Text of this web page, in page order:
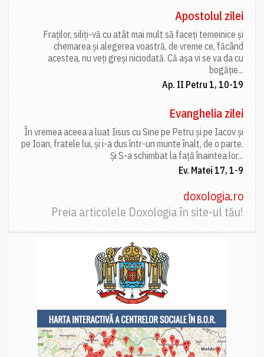
Apostolul zilei
Fraților, siliți-vă cu atât mai mult să faceți temeinice și
chemarea și alegerea voastră, de vreme ce, făcând
acestea, nu veți greși niciodată. Că așa vi se va da cu
bogăție...
Ap. II Petru 1, 10-19
Evanghelia zilei
În vremea aceea a luat Iisus cu Sine pe Petru și pe Iacov și
pe Ioan, fratele lui, și i-a dus într-un munte înalt, de o parte.
Și S-a schimbat la față înaintea lor...
Ev. Matei 17, 1-9
doxologia.ro
Preia articolele Doxologia în site-ul tău!